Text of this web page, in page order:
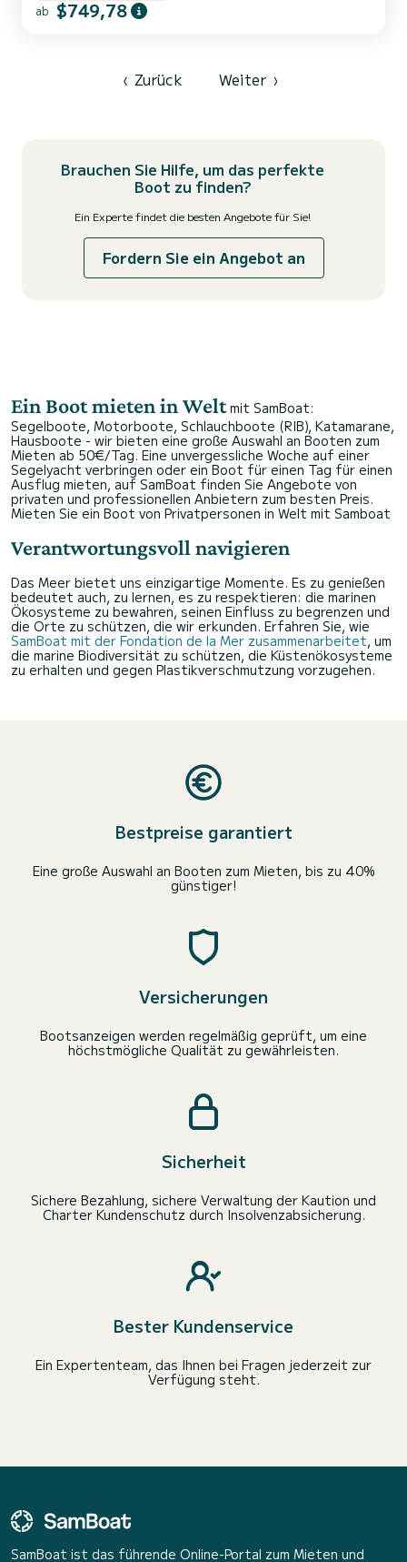
Gewässern der ligurischen Küsten. Boot ausgestattet mit Toilette,
Duschen, Markise, bequemen Sitzen, Stereoanlage, WLAN, Tisch,
ab $749,78
‹ Zurück Weiter ›
Brauchen Sie Hilfe, um das perfekte
Boot zu finden?
Ein Experte findet die besten Angebote für Sie!
Fordern Sie ein Angebot an
Ein Boot mieten in Welt mit SamBoat:
Segelboote, Motorboote, Schlauchboote (RIB), Katamarane,
Hausboote - wir bieten eine große Auswahl an Booten zum
Mieten ab 50€/Tag. Eine unvergessliche Woche auf einer
Segelyacht verbringen oder ein Boot für einen Tag für einen
Ausflug mieten, auf SamBoat finden Sie Angebote von
privaten und professionellen Anbietern zum besten Preis.
Mieten Sie ein Boot von Privatpersonen in Welt mit Samboat
Verantwortungsvoll navigieren
Das Meer bietet uns einzigartige Momente. Es zu genießen
bedeutet auch, zu lernen, es zu respektieren: die marinen
Ökosysteme zu bewahren, seinen Einfluss zu begrenzen und
die Orte zu schützen, die wir erkunden. Erfahren Sie, wie
SamBoat mit der Fondation de la Mer zusammenarbeitet, um
die marine Biodiversität zu schützen, die Küstenökosysteme
zu erhalten und gegen Plastikverschmutzung vorzugehen.
Bestpreise garantiert
Eine große Auswahl an Booten zum Mieten, bis zu 40%
günstiger!
Versicherungen
Bootsanzeigen werden regelmäßig geprüft, um eine
höchstmögliche Qualität zu gewährleisten.
Sicherheit
Sichere Bezahlung, sichere Verwaltung der Kaution und
Charter Kundenschutz durch Insolvenzabsicherung.
Bester Kundenservice
Ein Expertenteam, das Ihnen bei Fragen jederzeit zur
Verfügung steht.
SamBoat ist das führende Online-Portal zum Mieten und